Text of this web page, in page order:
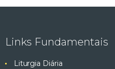
Links Fundamentais
Liturgia Diária